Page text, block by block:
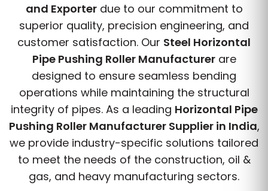
and Exporterdue to our commitment to
superior quality, precision engineering, and
customer satisfaction. Our Steel Horizontal
Pipe Pushing Roller Manufacturerare
designed to ensure seamless bending
operations while maintaining the structural
integrity of pipes. As a leading Horizontal Pipe
Pushing Roller Manufacturer Supplier in India,
we provide industry-specific solutions tailored
to meet the needs of the construction, oil &
gas, and heavy manufacturing sectors.